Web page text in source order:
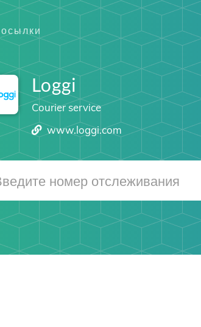
Loggi
Courier service
www.loggi.com